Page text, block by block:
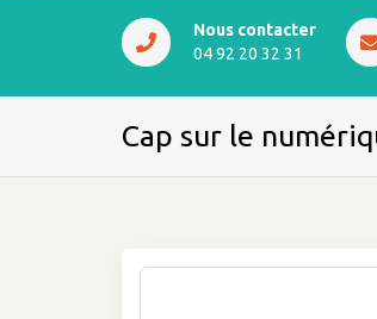
Nous contacter
04 92 20 32 31
Cap sur le